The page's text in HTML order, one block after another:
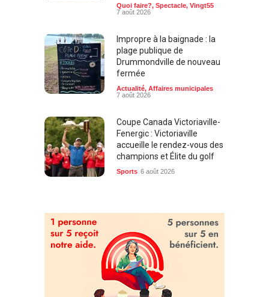
Quoi faire? Spectacle Vingt55
7 août 2026
Impropre à la baignade : la
plage publique de
Drummondville de nouveau
fermée
Actualité Affaires municipales
7 août 2026
Coupe Canada Victoriaville-
Fenergic : Victoriaville
accueille le rendez-vous des
champions et Élite du golf
Sports 6 août 2026